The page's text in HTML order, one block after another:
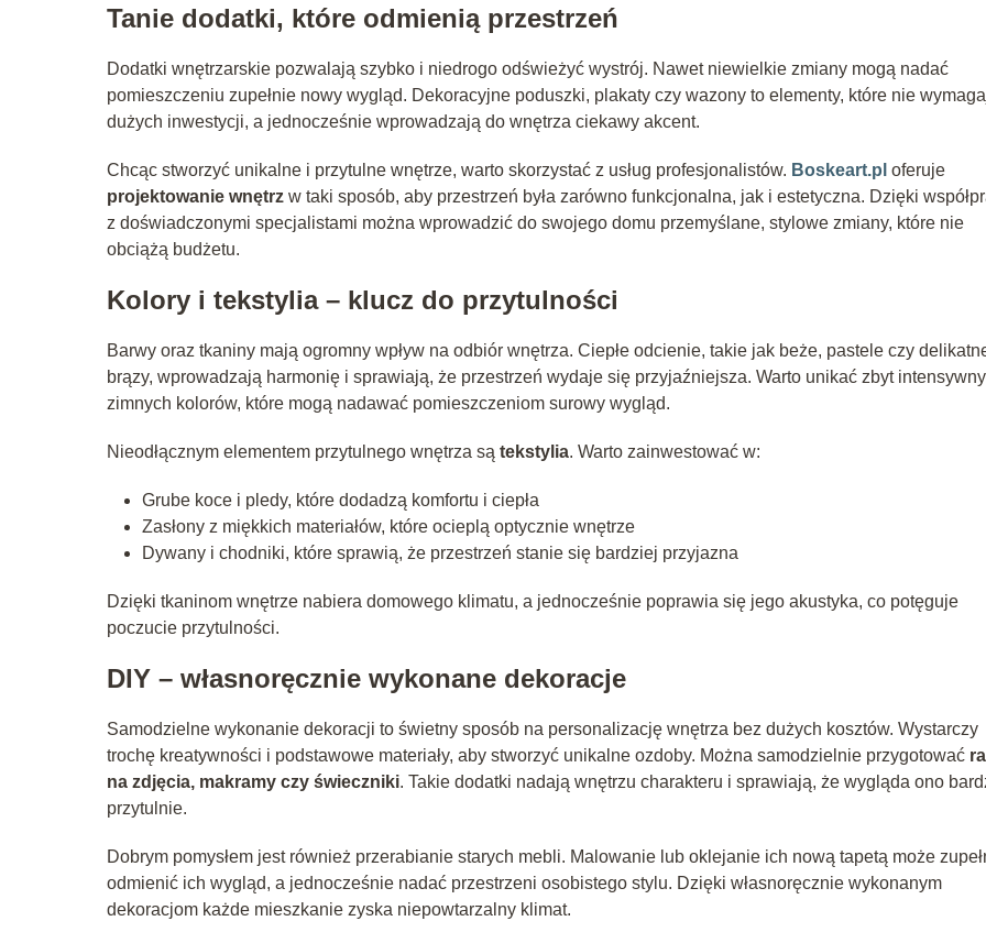
Tanie dodatki, które odmienią przestrzeń
Dodatki wnętrzarskie pozwalają szybko i niedrogo odświeżyć wystrój. Nawet niewielkie zmiany mogą nadać
pomieszczeniu zupełnie nowy wygląd. Dekoracyjne poduszki, plakaty czy wazony to elementy, które nie
dużych inwestycji, a jednocześnie wprowadzają do wnętrza ciekawy akcent.
Chcąc stworzyć unikalne i przytulne wnętrze, warto skorzystać z usług profesjonalistów. Boskeart.pl oferuje
projektowanie wnętrz w taki sposób, aby przestrzeń była zarówno funkcjonalna, jak i estetyczna. Dzięki
z doświadczonymi specjalistami można wprowadzić do swojego domu przemyślane, stylowe zmiany, które nie
obciążą budżetu.
Kolory i tekstylia – klucz do przytulności
Barwy oraz tkaniny mają ogromny wpływ na odbiór wnętrza. Ciepłe odcienie, takie jak beże, pastele czy
brązy, wprowadzają harmonię i sprawiają, że przestrzeń wydaje się przyjaźniejsza. Warto unikać zbyt
zimnych kolorów, które mogą nadawać pomieszczeniom surowy wygląd.
Nieodłącznym elementem przytulnego wnętrza są tekstylia. Warto zainwestować w:
Grube koce i pledy, które dodadzą komfortu i ciepła
Zasłony z miękkich materiałów, które ocieplą optycznie wnętrze
Dywany i chodniki, które sprawią, że przestrzeń stanie się bardziej przyjazna
Dzięki tkaninom wnętrze nabiera domowego klimatu, a jednocześnie poprawia się jego akustyka, co potęguje
poczucie przytulności.
DIY – własnoręcznie wykonane dekoracje
Samodzielne wykonanie dekoracji to świetny sposób na personalizację wnętrza bez dużych kosztów. Wystarczy
trochę kreatywności i podstawowe materiały, aby stworzyć unikalne ozdoby. Można samodzielnie przygotować
na zdjęcia, makramy czy świeczniki. Takie dodatki nadają wnętrzu charakteru i sprawiają, że wygląda ono
przytulnie.
Dobrym pomysłem jest również przerabianie starych mebli. Malowanie lub oklejanie ich nową tapetą może
odmienić ich wygląd, a jednocześnie nadać przestrzeni osobistego stylu. Dzięki własnoręcznie wykonanym
dekoracjom każde mieszkanie zyska niepowtarzalny klimat.